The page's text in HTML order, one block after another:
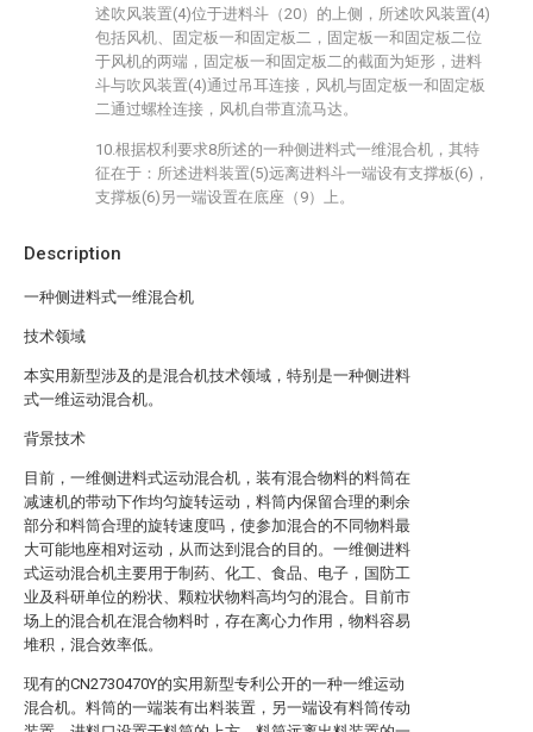
Description
一种侧进料式一维混合机
技术领域
本实用新型涉及的是混合机技术领域，特别是一种侧进料
式一维运动混合机。
背景技术
目前，一维侧进料式运动混合机，装有混合物料的料筒在
减速机的带动下作均匀旋转运动，料筒内保留合理的剩余
部分和料筒合理的旋转速度吗，使参加混合的不同物料最
大可能地座相对运动，从而达到混合的目的。一维侧进料
式运动混合机主要用于制药、化工、食品、电子，国防工
业及科研单位的粉状、颗粒状物料高均匀的混合。目前市
场上的混合机在混合物料时，存在离心力作用，物料容易
堆积，混合效率低。
现有的CN2730470Y的实用新型专利公开的一种一维运动
混合机。料筒的一端装有出料装置，另一端设有料筒传动
述吹风装置(4)位于进料斗（20）的上侧，所述吹风装置(4)
包括风机、固定板一和固定板二，固定板一和固定板二位
于风机的两端，固定板一和固定板二的截面为矩形，进料
斗与吹风装置(4)通过吊耳连接，风机与固定板一和固定板
二通过螺栓连接，风机自带直流马达。
10.根据权利要求8所述的一种侧进料式一维混合机，其特
征在于：所述进料装置(5)远离进料斗一端设有支撑板(6)，
支撑板(6)另一端设置在底座（9）上。